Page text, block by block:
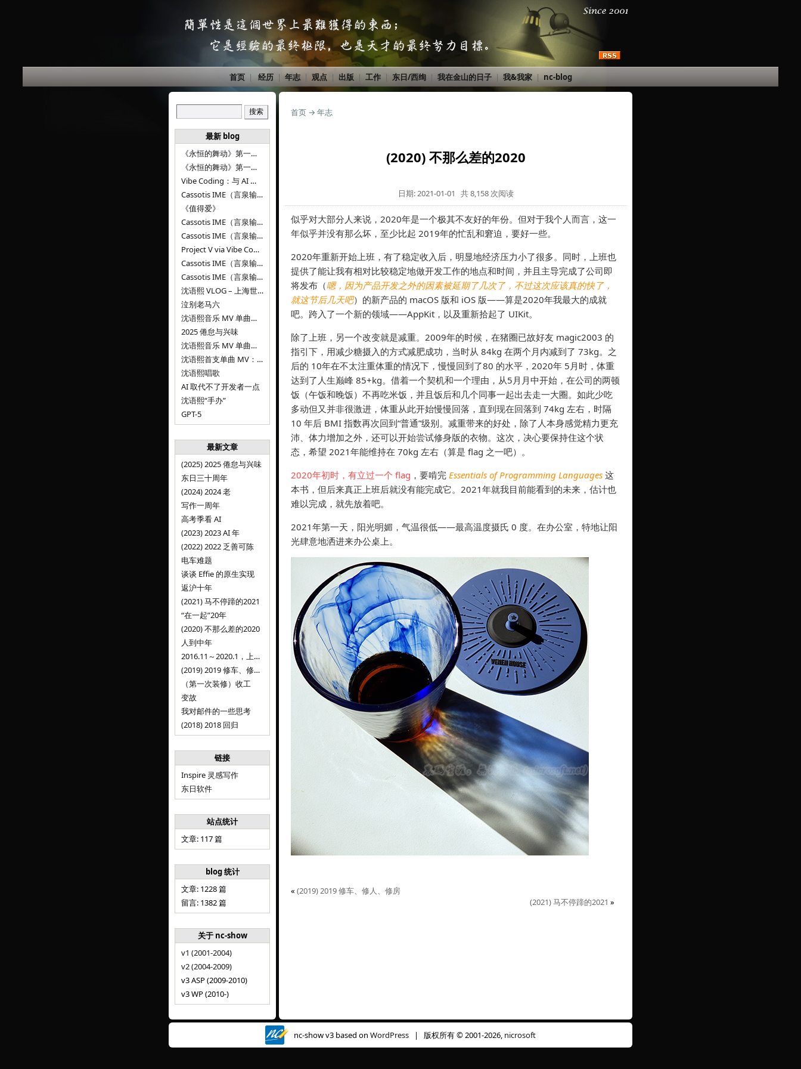
首页 | 经历 | 年志 | 观点 | 出版 | 工作 | 东日/西绚 | 我在金山的日子 | 我&我家 | nc-blog
最新 blog
《永恒的舞动》第一百二十八章
《永恒的舞动》第一百二十七章
Vibe Coding：与 AI 并肩进步——言泉输入法 v0.4.1
Cassotis IME（言泉输入法）v0.3.1
《值得爱》
Cassotis IME（言泉输入法）v0.2.0
Cassotis IME（言泉输入法）v0.1.0
Project V via Vibe Coding
Cassotis IME（言泉输入法）阶段二
Cassotis IME（言泉输入法）
沈语熙 VLOG – 上海世博文化公园双子山
泣别老马六
沈语熙音乐 MV 单曲第三弹：代码与白T恤
2025 倦怠与兴味
沈语熙音乐 MV 单曲第二弹：优雅时间
沈语熙首支单曲 MV：告别的倒影
沈语熙唱歌
AI 取代不了开发者一点
沈语熙“手办”
GPT-5
最新文章
(2025) 2025 倦怠与兴味
东日三十周年
(2024) 2024 老
写作一周年
高考季看 AI
(2023) 2023 AI 年
(2022) 2022 乏善可陈
电车难题
谈谈 Effie 的原生实现
返沪十年
(2021) 马不停蹄的2021
“在一起”20年
(2020) 不那么差的2020
人到中年
2016.11～2020.1，上海，Inspire
(2019) 2019 修车、修人、修房
（第一次装修）收工
变故
我对邮件的一些思考
(2018) 2018 回归
链接
Inspire 灵感写作
东日软件
站点统计
文章: 117 篇
blog 统计
文章: 1228 篇
留言: 1382 篇
关于 nc-show
v1 (2001-2004)
v2 (2004-2009)
v3 ASP (2009-2010)
v3 WP (2010-)
首页 → 年志
(2020) 不那么差的2020
日期: 2021-01-01 共 8,158 次阅读
似乎对大部分人来说，2020年是一个极其不友好的年份。但对于我个人而言，这一
年似乎并没有那么坏，至少比起 2019年的忙乱和窘迫，要好一些。
2020年重新开始上班，有了稳定收入后，明显地经济压力小了很多。同时，上班也
提供了能让我有相对比较稳定地做开发工作的地点和时间，并且主导完成了公司即
将发布（嗯，因为产品开发之外的因素被延期了几次了，不过这次应该真的快了，
就这节后几天吧）的新产品的 macOS 版和 iOS 版——算是2020年我最大的成就
吧。跨入了一个新的领域——AppKit，以及重新拾起了 UIKit。
除了上班，另一个改变就是减重。2009年的时候，在猪圈已故好友 magic2003 的
指引下，用减少糖摄入的方式减肥成功，当时从 84kg 在两个月内减到了 73kg。之
后的 10年在不太注重体重的情况下，慢慢回到了80 的水平，2020年 5月时，体重
达到了人生巅峰 85+kg。借着一个契机和一个理由，从5月月中开始，在公司的两顿
饭（午饭和晚饭）不再吃米饭，并且饭后和几个同事一起出去走一大圈。如此少吃
多动但又并非很激进，体重从此开始慢慢回落，直到现在回落到 74kg 左右，时隔
10 年后 BMI 指数再次回到“普通”级别。减重带来的好处，除了人本身感觉精力更充
沛、体力增加之外，还可以开始尝试修身版的衣物。这次，决心要保持住这个状
态，希望 2021年能维持在 70kg 左右（算是 flag 之一吧）。
2020年初时，有立过一个 flag ，要啃完 Essentials of Programming Languages 这
本书，但后来真正上班后就没有能完成它。2021年就我目前能看到的未来，估计也
难以完成，就先放着吧。
2021年第一天，阳光明媚，气温很低——最高温度摄氏 0 度。在办公室，特地让阳
光肆意地洒进来办公桌上。
« (2019) 2019 修车、修人、修房
(2021) 马不停蹄的2021 »
nc-show v3 based on WordPress | 版权所有 © 2001-2026, nicrosoft